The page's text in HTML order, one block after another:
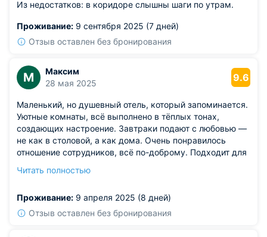
Из недостатков: в коридоре слышны шаги по утрам.
Проживание: 9 сентября 2025 (7 дней)
Отзыв оставлен без бронирования
М
Максим
28 мая 2025
9.6
Маленький, но душевный отель, который запоминается.
Уютные комнаты, всё выполнено в тёплых тонах,
создающих настроение. Завтраки подают с любовью —
не как в столовой, а как дома. Очень понравилось
отношение сотрудников, всё по-доброму. Подходит для
удобное, добраться до центра несложно.
Читать полностью
Проживание: 9 апреля 2025 (8 дней)
Отзыв оставлен без бронирования